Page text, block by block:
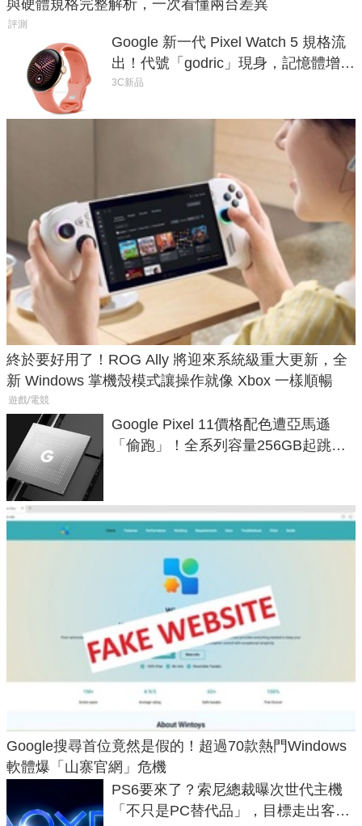
與硬體規格完整解析，一次看懂兩台差異
評測
Google 新一代 Pixel Watch 5 規格流
出！代號「godric」現身，記憶體增強
鎖定 AI 應用
3C新品
終於要好用了！ROG Ally 將迎來系統級重大更新，全
新 Windows 掌機殼模式讓操作就像 Xbox 一樣順暢
遊戲/電競
Google Pixel 11價格配色遭亞馬遜
「偷跑」！全系列容量256GB起跳、
Google搜尋首位竟然是假的！超過70款熱門Windows
軟體爆「山寨官網」危機
PS6要來了？索尼總裁曝次世代主機
「不只是PC替代品」，目標走出客